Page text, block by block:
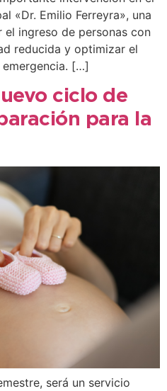
«Dr. Emilio Ferreyra», una
ingreso de personas con
reducida y optimizar el
[…]
ciclo de
para la
será un servicio